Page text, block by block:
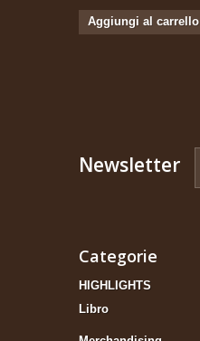
Aggiungi al carrello
Newsletter
Categorie
HIGHLIGHTS
Libro